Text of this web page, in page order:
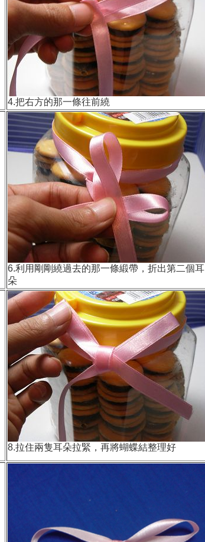
4.把右方的那一條往前繞
6.利用剛剛繞過去的那一條緞帶，折出第二個耳
朵
8.拉住兩隻耳朵拉緊，再將蝴蝶結整理好